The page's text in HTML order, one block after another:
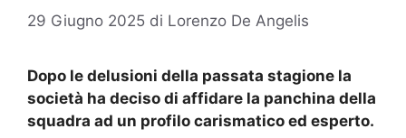
29 Giugno 2025 di Lorenzo De Angelis
Dopo le delusioni della passata stagione la
società ha deciso di affidare la panchina della
squadra ad un profilo carismatico ed esperto.